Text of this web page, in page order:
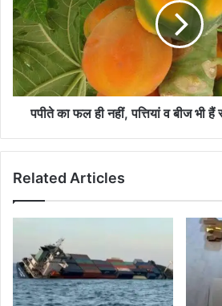
ही
नहीं,
पत्तियां
व
बीज
भी
फायदेमंद
पपीते का फल ही नहीं, पत्तियां व बीज भी
Related Articles